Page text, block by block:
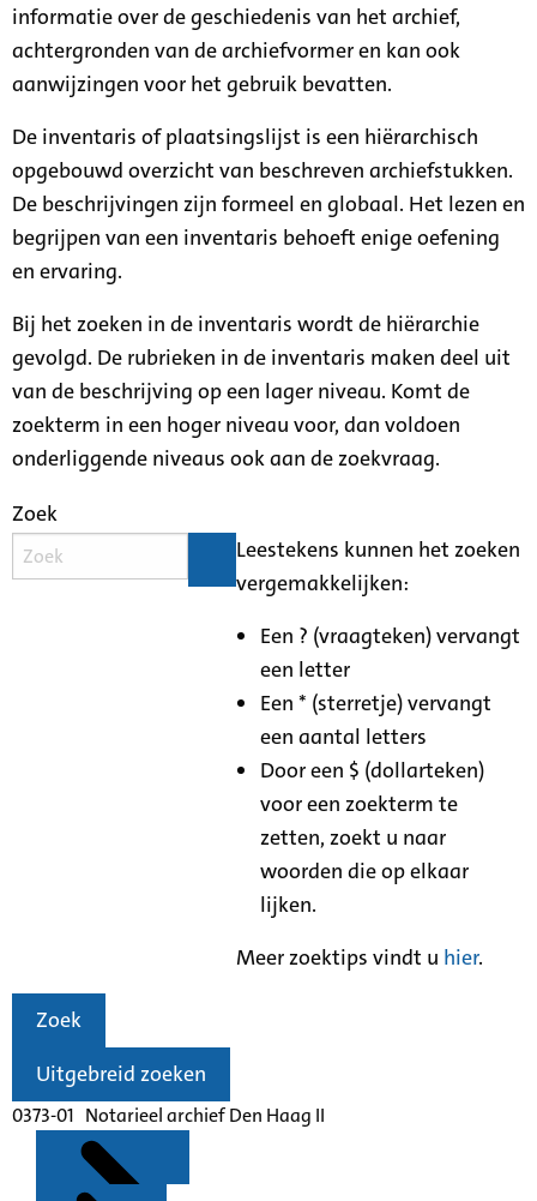
informatie over de geschiedenis van het archief,
achtergronden van de archiefvormer en kan ook
aanwijzingen voor het gebruik bevatten.
De inventaris of plaatsingslijst is een hiërarchisch
opgebouwd overzicht van beschreven archiefstukken.
De beschrijvingen zijn formeel en globaal. Het lezen en
begrijpen van een inventaris behoeft enige oefening
en ervaring.
Bij het zoeken in de inventaris wordt de hiërarchie
gevolgd. De rubrieken in de inventaris maken deel uit
van de beschrijving op een lager niveau. Komt de
zoekterm in een hoger niveau voor, dan voldoen
onderliggende niveaus ook aan de zoekvraag.
Zoek
Leestekens kunnen het zoeken
vergemakkelijken:
Een ? (vraagteken) vervangt
een letter
Een * (sterretje) vervangt
een aantal letters
Door een $ (dollarteken)
voor een zoekterm te
zetten, zoekt u naar
woorden die op elkaar
lijken.
Meer zoektips vindt u hier.
Zoek
Uitgebreid zoeken
0373-01 Notarieel archief Den Haag II